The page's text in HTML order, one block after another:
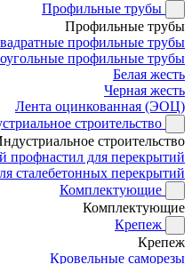
Профильные трубы
Профильные трубы
профильные трубы
профильные трубы
Белая жесть
Черная жесть
Лента оцинкованная (ЭОЦ)
строительство
строительство
профнастил для перекрытий
сталебетонных перекрытий
Комплектующие
Комплектующие
Крепеж
Крепеж
Кровельные саморезы